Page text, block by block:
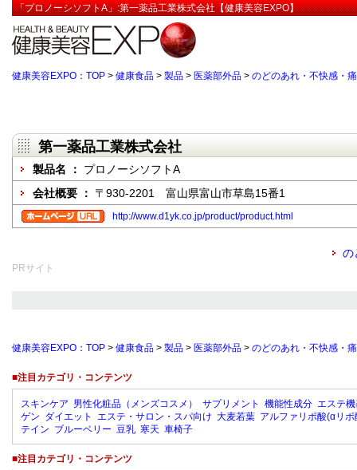
「プロノーシソフトA」:第一薬品工業株式会社【健康美容EXPO】
健康美容EXPO：TOP > 健康食品 > 製品 > 医薬部外品 > のどのあれ・不快感・
第一薬品工業株式会社
製品名 ： プロノーシソフトA
会社概要 ： 〒930-2201 富山県富山市草島15番1
http://www.d1yk.co.jp/product/product.html
の
PRサイト
健康美容EXPO：TOP > 健康食品 > 製品 > 医薬部外品 > のどのあれ・不快感・
■注目カテゴリ・コンテンツ
スキンケア 男性化粧品（メンズコスメ） サプリメント 機能性成分 エステ
ゲン ダイエット エステ・サロン・スパ向け 大麦若葉 アルファリポ酸(αリポ
テイン ブルーベリー 豆乳 寒天 車椅子
■注目カテゴリ・コンテンツ